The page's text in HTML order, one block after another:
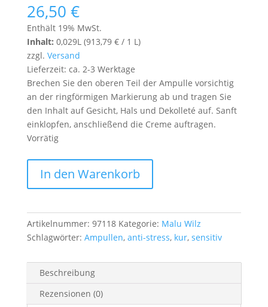
26,50 €
Enthält 19% MwSt.
Inhalt: 0,029L (913,79 €/ 1 L)
zzgl. Versand
Lieferzeit: ca. 2-3 Werktage
Brechen Sie den oberen Teil der Ampulle vorsichtig
an der ringförmigen Markierung ab und tragen Sie
den Inhalt auf Gesicht, Hals und Dekolleté auf. Sanft
einklopfen, anschließend die Creme auftragen.
Vorrätig
Wilz
Anti
Set
Menge
In den Warenkorb
Artikelnummer: 97118 Kategorie: Malu Wilz
Schlagwörter: Ampullen, anti-stress, kur, sensitiv
Beschreibung
Rezensionen (0)